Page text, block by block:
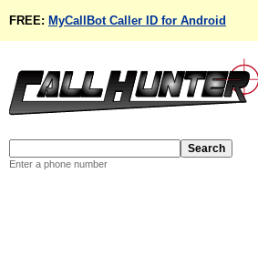
FREE: MyCallBot Caller ID for Android
Enter a phone number